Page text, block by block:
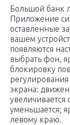
Большой банк
Приложение
оставленные
вашем
появляются
выбрать фон,
блокировку
экрана:
увеличивается
уменьшается;
левому краю.